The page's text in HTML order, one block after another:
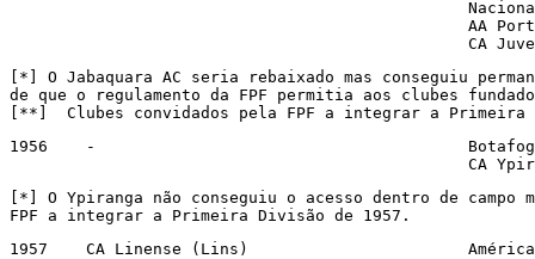
[*] O Jabaquara AC seria rebaixado mas conseguiu
de que o regulamento da FPF permitia aos clubes
[**]  Clubes convidados pela FPF a integrar a Primeira
1956	-					Botafogo FC (Ribeirão Preto)
CA
[*] O Ypiranga não conseguiu o acesso dentro de
FPF a integrar a Primeira Divisão de 1957.
1957	CA